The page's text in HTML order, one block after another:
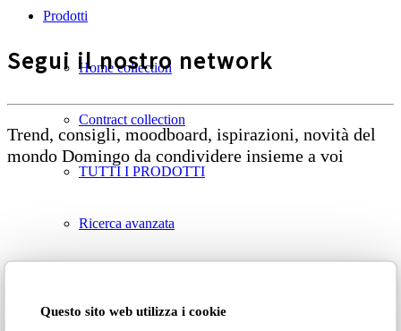
Questo sito web utilizza i cookie
Prodotti
Home collection
Contract collection
TUTTI I PRODOTTI
Ricerca avanzata
Segui il nostro network
Trend, consigli, moodboard, ispirazioni, novità del
mondo Domingo da condividere insieme a voi